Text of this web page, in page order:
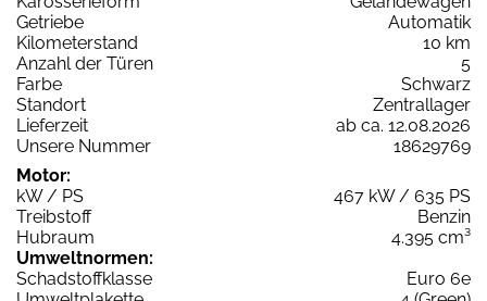
Getriebe
Automatik
Kilometerstand
10 km
Anzahl der Türen
5
Farbe
Schwarz
Standort
Zentrallager
Lieferzeit
ab ca. 12.08.2026
Unsere Nummer
18629769
Motor:
kW / PS
467 kW / 635 PS
Treibstoff
Benzin
Hubraum
4.395 cm³
Umweltnormen:
Schadstoffklasse
Euro 6e